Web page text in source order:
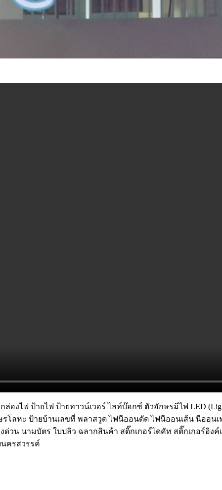
ล่องไฟ ป้ายไฟ ป้ายทาวน์เวอร์ ไลท์บ๊อกซ์ ตัวอักษรมีไฟ LED
โลหะ ป้ายบ้านเลขที่ พลาสวูด ไฟนีออนดัด ไฟนีออนเส้น นีออนเ
างด่วน นามบัตร ใบปลิว ฉลากสินค้า สติ๊กเกอร์ไดคัท สติ๊กเกอร์
ครสวรรค์